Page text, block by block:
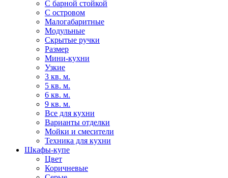
С барной стойкой
С островом
Малогабаритные
Модульные
Скрытые ручки
Размер
Мини-кухни
Узкие
3 кв. м.
5 кв. м.
6 кв. м.
9 кв. м.
Все для кухни
Варианты отделки
Мойки и смесители
Техника для кухни
Шкафы-купе
Цвет
Коричневые